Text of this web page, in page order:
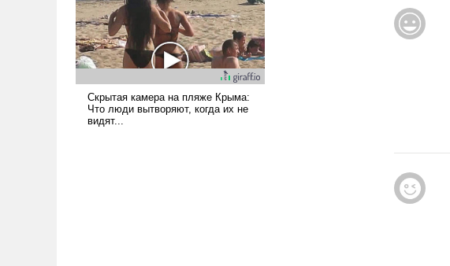
ответственность, помогать
слабым, идти вперед и
адаптироваться.